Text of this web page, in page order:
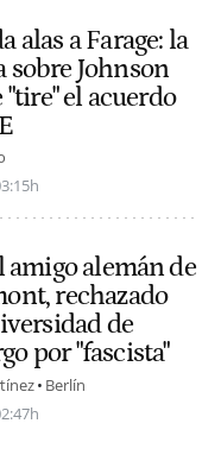
alas a Farage: la
sobre Johnson
"tire" el acuerdo
amigo alemán de
rechazado
de
por "fascista"
Berlín